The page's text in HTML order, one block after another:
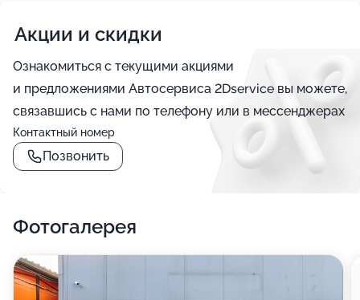
Акции и скидки
Ознакомиться с текущими акциями
и предложениями Автосервиса 2Dservice вы можете,
связавшись с нами по телефону или в мессенджерах
Контактный номер
Позвонить
Фотогалерея